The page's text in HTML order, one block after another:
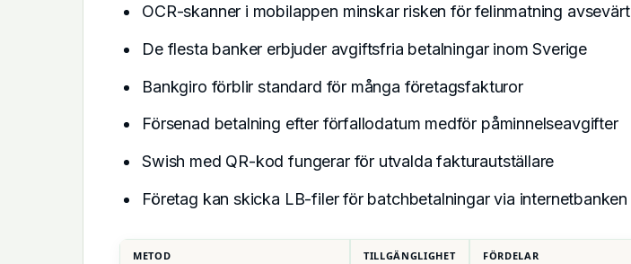
OCR-skanner i mobilappen minskar risken för felinmatning avsevärt
De flesta banker erbjuder avgiftsfria betalningar inom Sverige
Bankgiro förblir standard för många företagsfakturor
Försenad betalning efter förfallodatum medför påminnelseavgifter
Swish med QR-kod fungerar för utvalda fakturautställare
Företag kan skicka LB-filer för batchbetalningar via internetbanken
METOD TILLGÄNGLIGHET FÖRDELAR